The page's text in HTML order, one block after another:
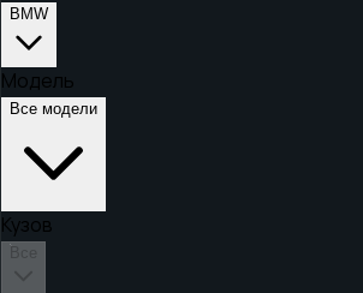
BMW
Модель
Все модели
Кузов
Все